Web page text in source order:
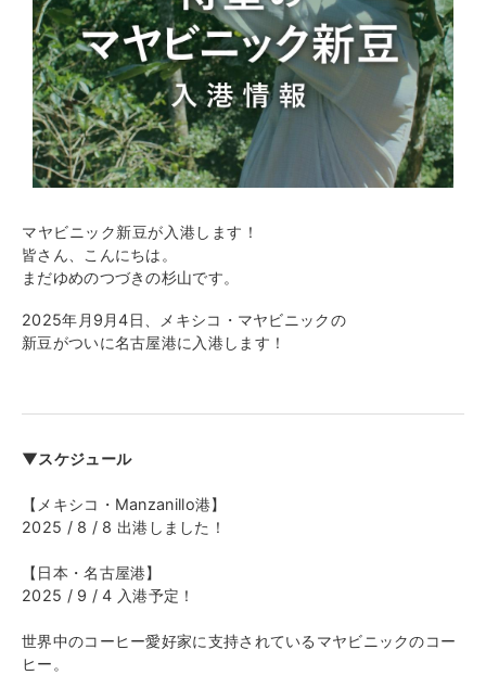
マヤビニック新豆が入港します！
皆さん、こんにちは。
まだゆめのつづきの杉山です。
2025年月9月4日、メキシコ・マヤビニックの
新豆がついに名古屋港に入港します！
▼スケジュール
【メキシコ・Manzanillo港】
2025 / 8 / 8 出港しました！
【日本・名古屋港】
2025 / 9 / 4 入港予定！
世界中のコーヒー愛好家に支持されているマヤビニックのコー
ヒー。